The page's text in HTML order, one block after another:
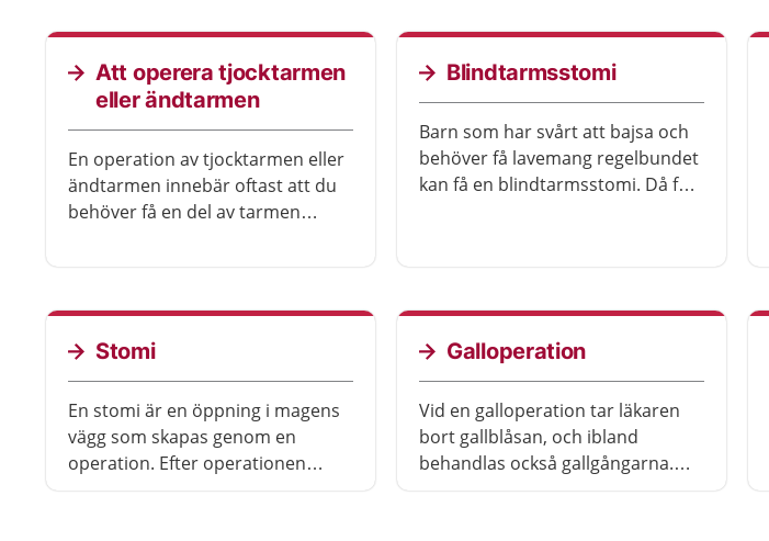
Att operera tjocktarmen
eller ändtarmen
En operation av tjocktarmen eller
ändtarmen innebär oftast att du
behöver få en del av tarmen
för resten av livet.
Blindtarmsstomi
Barn som har svårt att bajsa och
behöver få lavemang regelbundet
kan få en blindtarmsstomi. Då får
Stomi
En stomi är en öppning i magens
vägg som skapas genom en
operation. Efter operationen
Galloperation
Vid en galloperation tar läkaren
bort gallblåsan, och ibland
behandlas också gallgångarna.